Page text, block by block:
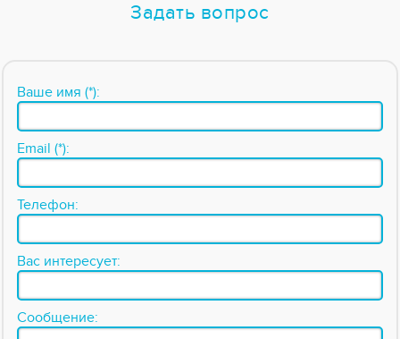
Задать вопрос
Ваше имя (*):
Email (*):
Телефон:
Вас интересует:
Сообщение: